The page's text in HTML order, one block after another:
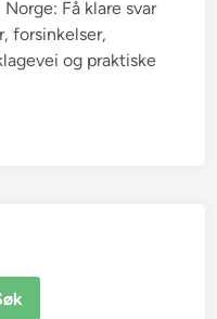
Få klare svar
forsinkelser,
og praktiske